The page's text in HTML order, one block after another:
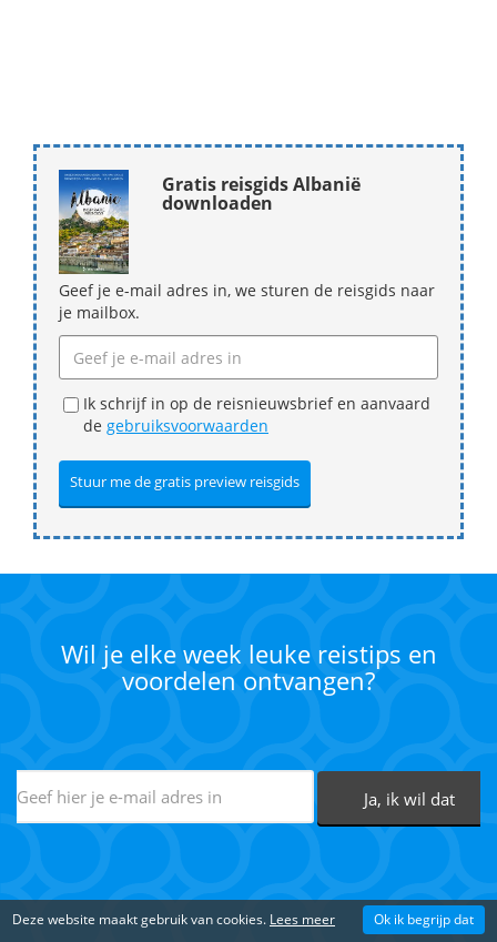
Gratis reisgids Albanië
downloaden
Geef je e-mail adres in, we sturen de reisgids naar
je mailbox.
Ik schrijf in op de reisnieuwsbrief en aanvaard
de gebruiksvoorwaarden
Wil je elke week leuke reistips en
voordelen ontvangen?
Deze website maakt gebruik van cookies. Lees meer Ok ik begrijp dat